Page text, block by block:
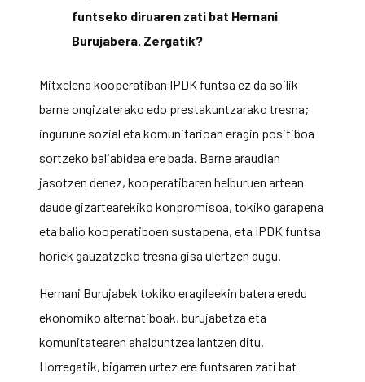
funtseko diruaren zati bat Hernani
Burujabera. Zergatik?
Mitxelena kooperatiban IPDK funtsa ez da soilik
barne ongizaterako edo prestakuntzarako tresna;
ingurune sozial eta komunitarioan eragin positiboa
sortzeko baliabidea ere bada. Barne araudian
jasotzen denez, kooperatibaren helburuen artean
daude gizartearekiko konpromisoa, tokiko garapena
eta balio kooperatiboen sustapena, eta IPDK funtsa
horiek gauzatzeko tresna gisa ulertzen dugu.
Hernani Burujabek tokiko eragileekin batera eredu
ekonomiko alternatiboak, burujabetza eta
komunitatearen ahalduntzea lantzen ditu.
Horregatik, bigarren urtez ere funtsaren zati bat